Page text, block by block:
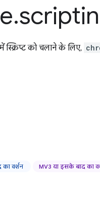
.
को चलाने के लिए,
वर्शन MV3 या इसके बाद का